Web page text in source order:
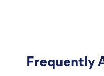
Frequently